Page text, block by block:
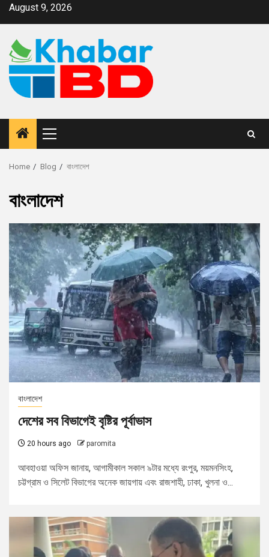
August 9, 2026
Home Blog বাংলাদেশ
বাংলাদেশ
বাংলাদেশ
দেশের সব বিভাগেই বৃষ্টির পূর্বাভাস
20 hours ago paromita
আবহাওয়া অফিস জানায়, আগামীকাল সকাল ৯টার মধ্যে রংপুর, ময়মনসিংহ,
চট্টগ্রাম ও সিলেট বিভাগের অনেক জায়গায় এবং রাজশাহী, ঢাকা, খুলনা ও...